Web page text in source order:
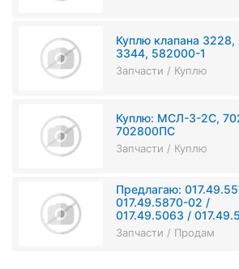
Куплю клапана 3228,
3344, 582000-1
Запчасти / Куплю
Куплю: МСЛ-3-2С,
702800ПС
Запчасти / Куплю
Предлагаю:
017.49.5870-02 /
017.49.5063 /
Запчасти / Продам